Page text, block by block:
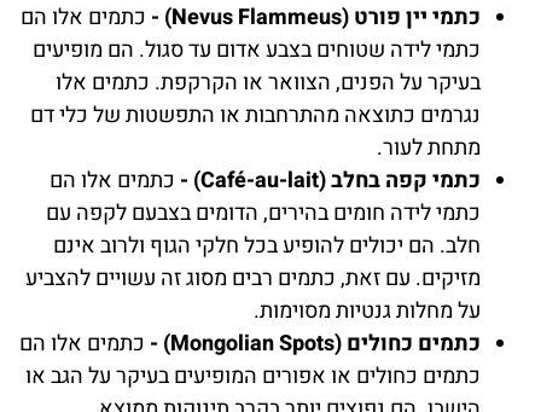
כתמי יין פורט (Nevus Flammeus) -
כתמים אלו הם
כתמי לידה שטוחים בצבע אדום עד סגול. הם מופיעים
בעיקר על הפנים, הצוואר או הקרקפת. כתמים אלו
נגרמים כתוצאה מהתרחבות או התפשטות של כלי דם
מתחת לעור.
כתמי קפה בחלב (Café-au-lait) -
כתמים אלו הם
כתמי לידה חומים בהירים, הדומים בצבעם לקפה עם
חלב. הם יכולים להופיע בכל חלקי הגוף ולרוב אינם
מזיקים. עם זאת, כתמים רבים מסוג זה עשויים להצביע
על מחלות גנטיות מסוימות.
כתמים כחולים (Mongolian Spots) -
כתמים אלו הם
כתמים כחולים או אפורים המופיעים בעיקר על הגב או